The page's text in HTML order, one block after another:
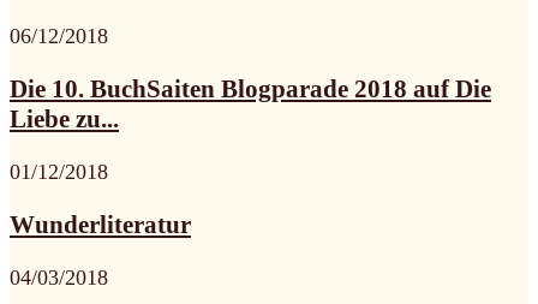
06/12/2018
Die 10. BuchSaiten Blogparade 2018 auf Die
Liebe zu...
01/12/2018
Wunderliteratur
04/03/2018